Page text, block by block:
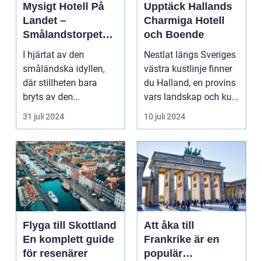
Mysigt Hotell På
Landet –
Smålandstorpets
Enchanted Retreat
I hjärtat av den
småländska idyllen,
där stillheten bara
bryts av den
harmonisk...
31 juli 2024
Upptäck Hallands
Charmiga Hotell
och Boende
Nestlat längs Sveriges
västra kustlinje finner
du Halland, en provins
vars landskap och ku...
10 juli 2024
Flyga till Skottland
En komplett guide
för resenärer
Att åka till
Frankrike är en
populär